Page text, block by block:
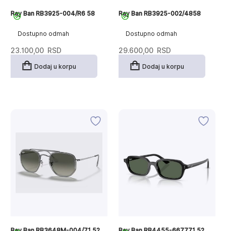
Dostupno odmah
Ray Ban RB3925-004/R6 58
23.100,00 RSD
Dodaj u korpu
Dostupno odmah
Ray Ban RB3925-002/4858
29.600,00 RSD
Dodaj u korpu